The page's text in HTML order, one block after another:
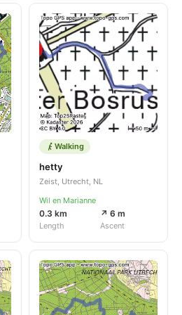
Walking
hetty
Zeist, Utrecht, NL
Wil en Marianne
0.3 km
Length
↗ 6 m
Ascent